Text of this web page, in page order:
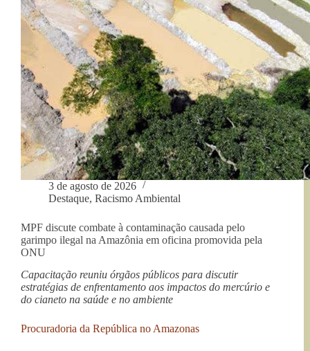
3 de agosto de 2026
Destaque, Racismo Ambiental
MPF discute combate à contaminação causada pelo
garimpo ilegal na Amazônia em oficina promovida pela
ONU
Capacitação reuniu órgãos públicos para discutir
estratégias de enfrentamento aos impactos do mercúrio e
do cianeto na saúde e no ambiente
Procuradoria da República no Amazonas